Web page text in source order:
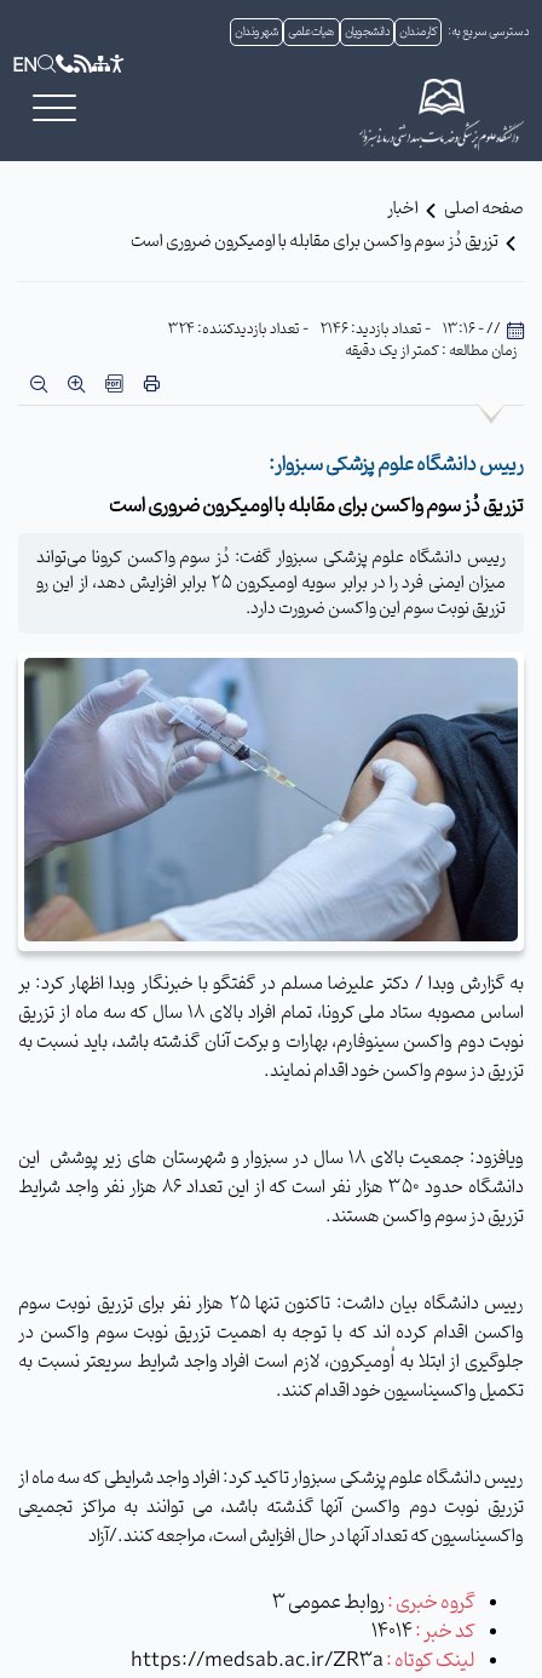
دسترسی سریع به: کارمندان دانشجویان هیات علمی شهروندان
EN
صفحه اصلی
اخبار
تزریق دُز سوم واکسن برای مقابله با اومیکرون ضروری است
// - 13:16 - تعداد بازدید: 2146
- تعداد بازدیدکننده: 324
زمان مطالعه : کمتر از یک دقیقه
رییس دانشگاه علوم پزشکی سبزوار:
تزریق دُز سوم واکسن برای مقابله با اومیکرون ضروری است
رییس دانشگاه علوم پزشکی سبزوار گفت: دُز سوم واکسن کرونا می‌تواند
میزان ایمنی فرد را در برابر سویه اومیکرون ۲۵ برابر افزایش دهد، از این رو
تزریق نوبت سوم این واکسن ضرورت دارد.
به گزارش وبدا / دکتر علیرضا مسلم در گفتگو با خبرنگار وبدا اظهار کرد: بر
اساس مصوبه ستاد ملی کرونا، تمام افراد بالای ۱۸ سال که سه ماه از تزریق
نوبت دوم واکسن سینوفارم، بهارات و برکت آنان گذشته باشد، باید نسبت به
تزریق دز سوم واکسن خود اقدام نمایند.
ویافزود: جمعیت بالای ۱۸ سال در سبزوار و شهرستان های زیر پوشش این
دانشگاه حدود ۳۵۰ هزار نفر است که از این تعداد ۸۶ هزار نفر واجد شرایط
تزریق دز سوم واکسن هستند.
رییس دانشگاه بیان داشت: تاکنون تنها ۲۵ هزار نفر برای تزریق نوبت سوم
واکسن اقدام کرده اند که با توجه به اهمیت تزریق نوبت سوم واکسن در
جلوگیری از ابتلا به اُومیکرون، لازم است افراد واجد شرایط سریعتر نسبت به
تکمیل واکسیناسیون خود اقدام کنند.
رییس دانشگاه علوم پزشکی سبزوار تاکید کرد: افراد واجد شرایطی که سه ماه از
تزریق نوبت دوم واکسن آنها گذشته باشد، می توانند به مراکز تجمیعی
واکسیناسیون که تعداد آنها در حال افزایش است، مراجعه کنند./آزاد
گروه خبری :روابط عمومی 3
کد خبر :14014
لینک کوتاه :https://medsab.ac.ir/ZR3a